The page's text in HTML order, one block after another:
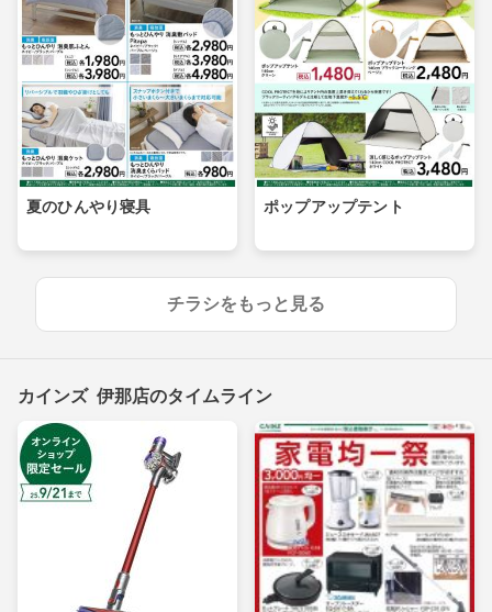
夏のひんやり寝具 ポップアップテント
チラシをもっと見る
カインズ 伊那店のタイムライン